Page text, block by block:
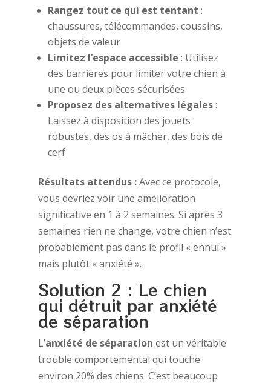
Rangez tout ce qui est tentant :
chaussures, télécommandes, coussins,
objets de valeur
Limitez l’espace accessible : Utilisez
des barrières pour limiter votre chien à
une ou deux pièces sécurisées
Proposez des alternatives légales:
Laissez à disposition des jouets
robustes, des os à mâcher, des bois de
cerf
Résultats attendus :Avec ce protocole,
vous devriez voir une amélioration
significative en 1 à 2 semaines. Si après 3
semaines rien ne change, votre chien n’est
probablement pas dans le profil « ennui »
mais plutôt « anxiété ».
Solution 2 : Le chien
qui détruit par anxiété
de séparation
L’anxiété de séparation est un véritable
trouble comportemental qui touche
environ 20% des chiens. C’est beaucoup